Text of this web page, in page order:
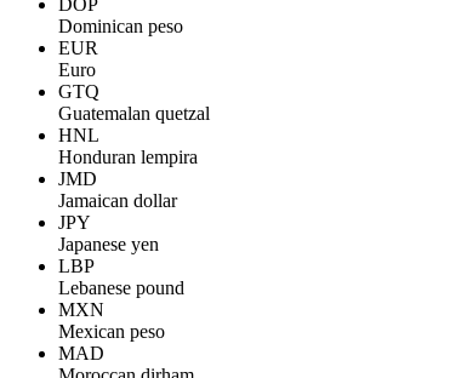
DOP
Dominican peso
EUR
Euro
GTQ
Guatemalan quetzal
HNL
Honduran lempira
JMD
Jamaican dollar
JPY
Japanese yen
LBP
Lebanese pound
MXN
Mexican peso
MAD